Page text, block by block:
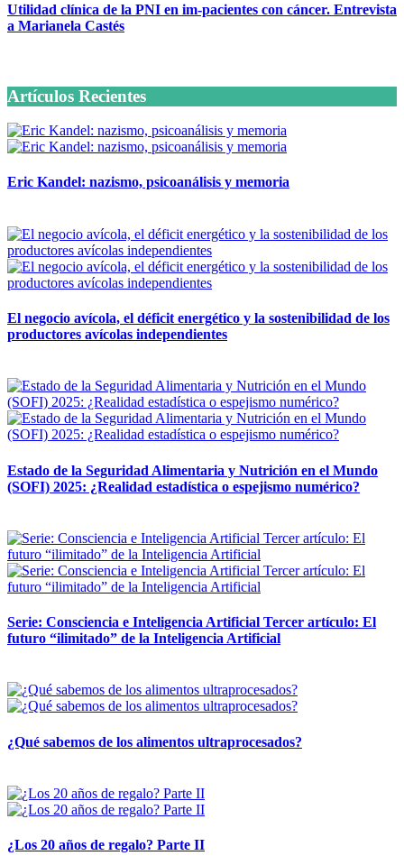
Utilidad clínica de la PNI en im-pacientes con cáncer. Entrevista
a Marianela Castés
Artículos Recientes
Eric Kandel: nazismo, psicoanálisis y memoria
El negocio avícola, el déficit energético y la sostenibilidad de los
productores avícolas independientes
Estado de la Seguridad Alimentaria y Nutrición en el Mundo
(SOFI) 2025: ¿Realidad estadística o espejismo numérico?
Serie: Consciencia e Inteligencia Artificial Tercer artículo: El
futuro “ilimitado” de la Inteligencia Artificial
¿Qué sabemos de los alimentos ultraprocesados?
¿Los 20 años de regalo? Parte II